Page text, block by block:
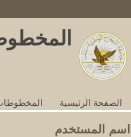
الصفحة الرئيسية
اسم المستخدم